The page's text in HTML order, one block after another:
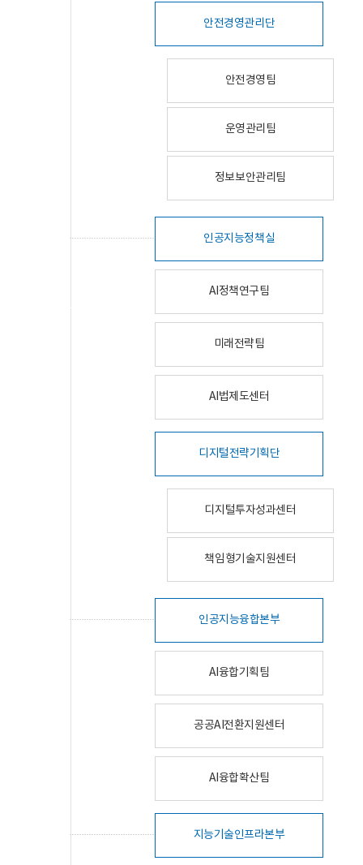
안전경영관리단
안전경영팀
운영관리팀
정보보안관리팀
인공지능정책실
AI정책연구팀
미래전략팀
AI법제도센터
디지털전략기획단
디지털투자성과센터
책임형기술지원센터
인공지능융합본부
AI융합기획팀
공공AI전환지원센터
AI융합확산팀
지능기술인프라본부